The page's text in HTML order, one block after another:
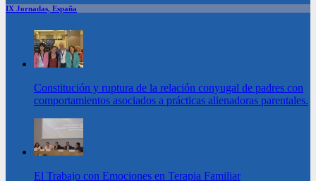
IX Jornadas, España
Constitución y ruptura de la relación conyugal de padres con
comportamientos asociados a prácticas alienadoras parentales.
El Trabajo con Emociones en Terapia Familiar